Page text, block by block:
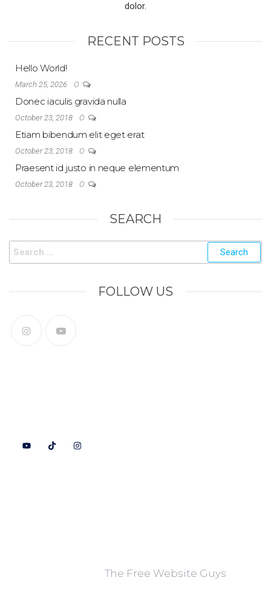
dolor.
RECENT POSTS
Hello World!
March 25, 2026 0
Donec iaculis gravida nulla
October 23, 2018 0
Etiam bibendum elit eget erat
October 23, 2018 0
Praesent id justo in neque elementum
October 23, 2018 0
SEARCH
FOLLOW US
The Free Website Guys